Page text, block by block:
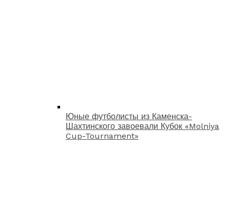
Юные футболисты из Каменска-
Шахтинского завоевали Кубок «Molniya
Cup-Tournament»